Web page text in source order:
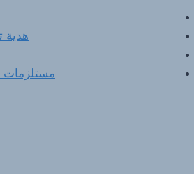
هدية
مستلزمات